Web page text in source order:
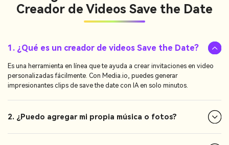
Creador de Videos Save the Date
1. ¿Qué es un creador de videos Save the Date?
Es una herramienta en línea que te ayuda a crear invitaciones en video
personalizadas fácilmente. Con Media.io, puedes generar
impresionantes clips de save the date con IA en solo minutos.
2. ¿Puedo agregar mi propia música o fotos?